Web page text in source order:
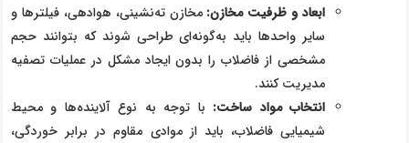
ابعاد و ظرفیت مخازن: مخازن ته‌نشینی، هوادهی، فیلترها و
سایر واحدها باید به‌گونه‌ای طراحی شوند که بتوانند حجم
مشخصی از فاضلاب را بدون ایجاد مشکل در عملیات تصفیه
مدیریت کنند.
انتخاب مواد ساخت: با توجه به نوع آلاینده‌ها و محیط
شیمیایی فاضلاب، باید از موادی مقاوم در برابر خوردگی،